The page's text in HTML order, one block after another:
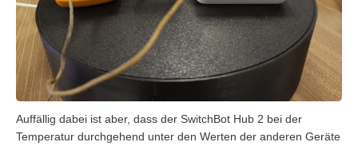
Auffällig dabei ist aber, dass der SwitchBot Hub 2 bei der
Temperatur durchgehend unter den Werten der anderen Geräte